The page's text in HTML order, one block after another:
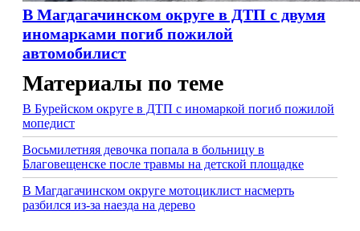
В Магдагачинском округе в ДТП с двумя
иномарками погиб пожилой
автомобилист
Материалы по теме
В Бурейском округе в ДТП с иномаркой погиб пожилой
мопедист
Восьмилетняя девочка попала в больницу в
Благовещенске после травмы на детской площадке
В Магдагачинском округе мотоциклист насмерть
разбился из-за наезда на дерево